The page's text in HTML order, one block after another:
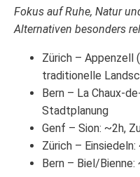
Fokus auf Ruhe, Natur
Alternativen besonders
Zürich – Appenzell
traditionelle
Bern – La Chaux-
Stadtplanung
Genf – Sion: ~2h,
Zürich –
Bern – Biel/